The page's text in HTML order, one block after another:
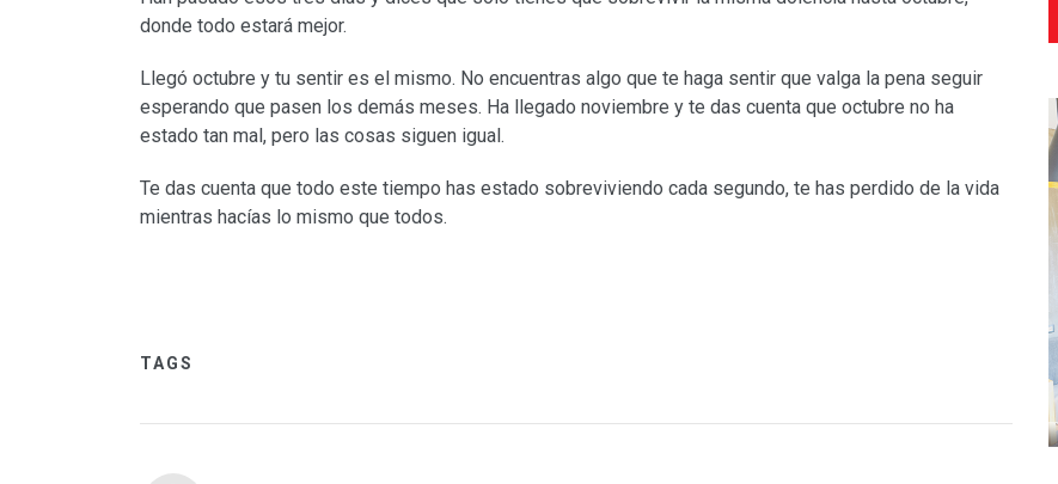
donde todo estará mejor.
Llegó octubre y tu sentir es el mismo. No encuentras algo que te haga sentir que valga la pena seguir
esperando que pasen los demás meses. Ha llegado noviembre y te das cuenta que octubre no ha
estado tan mal, pero las cosas siguen igual.
Te das cuenta que todo este tiempo has estado sobreviviendo cada segundo, te has perdido de la vida
mientras hacías lo mismo que todos.
TAGS